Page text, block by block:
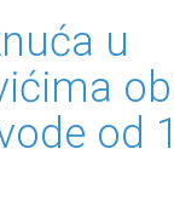
u
od